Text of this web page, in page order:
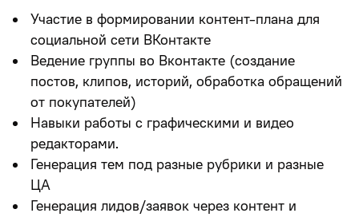
Участие в формировании контент-плана для
социальной сети ВКонтакте
Ведение группы во Вконтакте (создание
постов, клипов, историй, обработка обращений
от покупателей)
Навыки работы с графическими и видео
редакторами.
Генерация тем под разные рубрики и разные
ЦА
Генерация лидов/заявок через контент и